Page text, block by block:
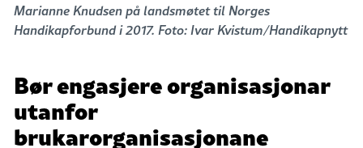
Marianne Knudsen på landsmøtet til Norges
Handikapforbund i 2017. Foto: Ivar Kvistum/Handikapnytt
Bør engasjere organisasjonar
utanfor
brukarorganisasjonane